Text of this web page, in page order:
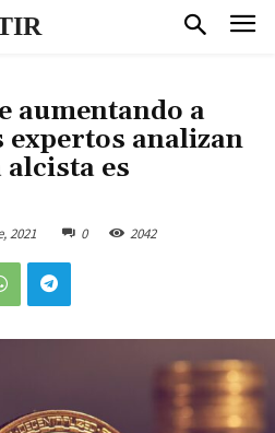
aumentando a
expertos analizan
alcista es
2021 0 2042